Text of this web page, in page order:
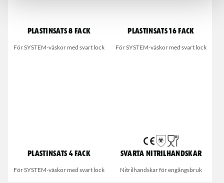
Plastinsats 8 fack
För SYSTEM-väskor med svart lock
Plastinsats 16 fack
För SYSTEM-väskor med svart lock
Plastinsats 4 fack
För SYSTEM-väskor med svart lock
Svarta nitrilhandskar
Nitrilhandskar för engångsbruk